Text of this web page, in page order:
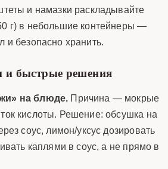
и намазки раскладывайте
г) в небольшие контейнеры —
и безопасно хранить.
быстрые решения
на блюде. Причина — мокрые
кислоты. Решение: обсушка на
соус, лимон/уксус дозировать
каплями в соус, а не прямо в